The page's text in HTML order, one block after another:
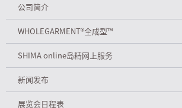
公司简介
WHOLEGARMENT®全成型™
SHIMA online岛精网上服务
新闻发布
展览会日程表